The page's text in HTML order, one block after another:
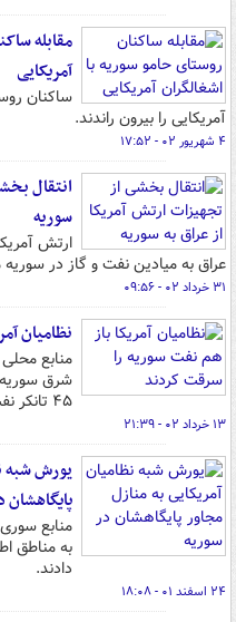
مقابله
آمریکایی
ساکنان
آمریکایی را بیرون راندند.
۴ شهریور ۰۲ - ۱۷:۵۲
انتقال
سوریه
ارتش
عراق به میادین نفت و گاز در
۳۱ خرداد ۰۲ - ۰۹:۵۶
نظامیان
منابع
شرق سوریه
۴۵ تانکر نفت را از این منطقه سرقت کردند.
۱۳ خرداد ۰۲ - ۲۱:۳۹
یورش شبه
پایگاهشان
منابع
به مناطق
دادند.
۲۴ اسفند ۰۱ - ۱۸:۰۸